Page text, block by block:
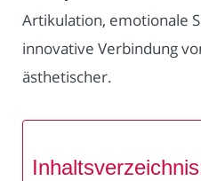
Artikulation, emotionale
innovative Verbindung
ästhetischer.